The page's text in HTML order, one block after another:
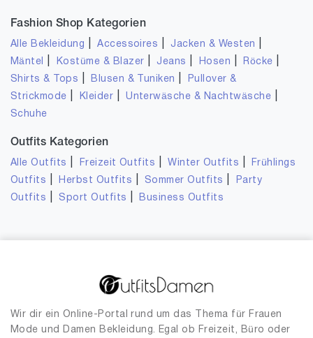
Fashion Shop Kategorien
Alle Bekleidung |Accessoires Jacken & Westen
Mäntel Kostüme & Blazer Jeans Hosen Röcke
Shirts & Tops Blusen & Tuniken
Pullover &
Strickmode
Kleider |Unterwäsche & Nachtwäsche
Schuhe
Outfits Kategorien
Alle Outfits Freizeit Outfits |Winter Outfits
Frühlings
Outfits
Herbst Outfits Sommer Outfits
Party
Outfits
Sport Outfits Business Outfits
Wir dir ein Online-Portal rund um das Thema für Frauen
Mode und Damen Bekleidung. Egal ob Freizeit, Büro oder